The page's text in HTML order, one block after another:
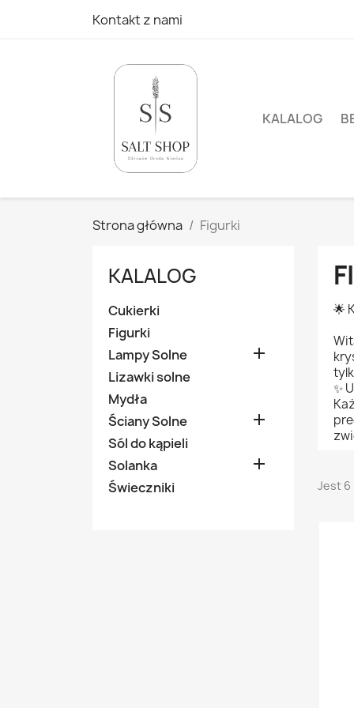
Kontakt z nami
KALALOG
Strona główna Figurki
KALALOG
Cukierki
Figurki
Lampy Solne

Lizawki solne
Mydła
Ściany Solne

Sól do kąpieli
Solanka

Świeczniki
🌟
✨
Jest 6